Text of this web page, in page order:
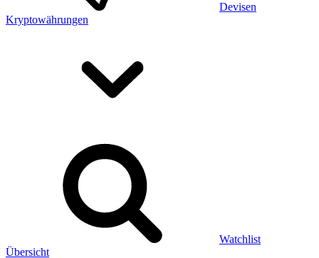
Devisen
Kryptowährungen
Watchlist
Übersicht